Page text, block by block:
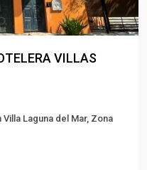
VILLAS
Villa Laguna del Mar, Zona